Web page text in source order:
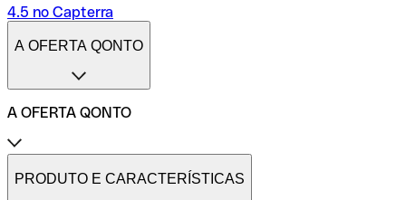
4.5 no Capterra
A OFERTA QONTO
A OFERTA QONTO
Tarifas
Conta profissional online
PRODUTO E CARACTERÍSTICAS